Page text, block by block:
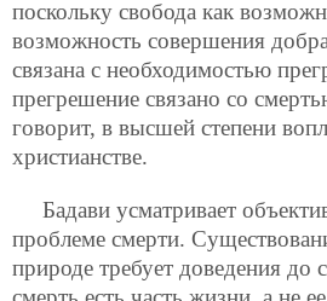
поскольку свобода как
возможность совершения
связана с необходимостью
прегрешение связано со
говорит, в высшей степени
христианстве.
Бадави усматривает
проблеме смерти.
природе требует доведения до